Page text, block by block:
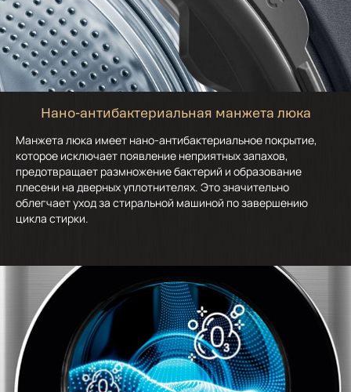
Нано-антибактериальная манжета люка
Манжета люка имеет нано-антибактериальное покрытие,
которое исключает появление неприятных запахов,
предотвращает размножение бактерий и образование
плесени на дверных уплотнителях. Это значительно
облегчает уход за стиральной машиной по завершению
цикла стирки.